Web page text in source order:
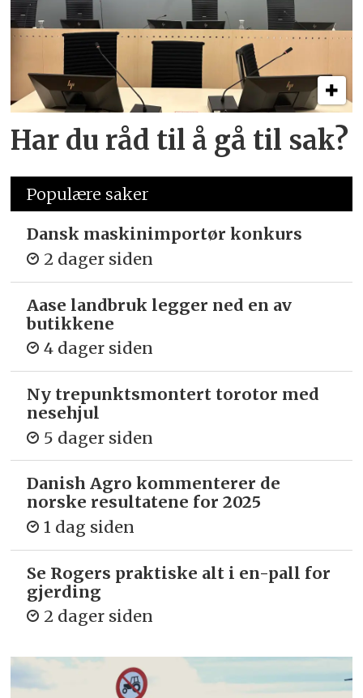
Har du råd til å gå til sak?
Populære saker
Dansk maskinimportør konkurs
2 dager siden
Aase landbruk legger ned en av
butikkene
4 dager siden
Ny trepunkts­montert torotor med
nesehjul
5 dager siden
Danish Agro kommenterer de
norske resultatene for 2025
1 dag siden
Se Rogers praktiske alt i en-pall for
gjerding
2 dager siden